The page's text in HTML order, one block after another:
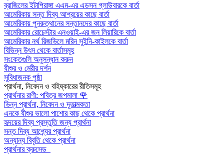
ব্রাজিলের ইটাপিরাঙ্গা এএম-এর এডসন গ্লাউবারকে বার্তা
আমেরিকায় সন্ত দিব্য আশ্রয়ের কাছে বার্তা
আমেরিকায় পুনরুত্থানের সন্তানদের কাছে বার্তা
আমেরিকার রোচেস্টার এনওয়াই-এর জন লিয়ারিকে বার্তা
আমেরিকার নর্থ রিজভিলে মরিন সুইনি-কাইলকে বার্তা
বিভিন্ন উৎস থেকে বার্তাসমূহ
সংকেতগুলি অনুসন্ধান করুন
যীশুর ও মেরীর দর্শন
সুবিধাজনক পৃষ্ঠা
প্রার্থনা, নিবেদন ও বহিষ্কারের রীতিসমূহ
প্রার্থনার রাণী: পবিত্র জপমালা 🌹
ভিন্ন প্রার্থনা, নিবেদন ও দূতাত্মকতা
এনকে যীশুর ভালো পাশোর কাছ থেকে প্রার্থনা
হৃদয়ের দিব্য প্রস্তুতি জন্য প্রার্থনা
সন্ত দিব্য আশ্র্যের প্রার্থনা
অন্যান্য বিবৃতি থেকে প্রার্থনা
প্রার্থনার ক্রুসেড